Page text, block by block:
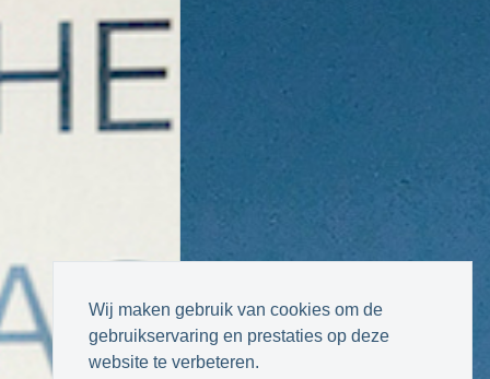
Wij maken gebruik van cookies om de
gebruikservaring en prestaties op deze
website te verbeteren.